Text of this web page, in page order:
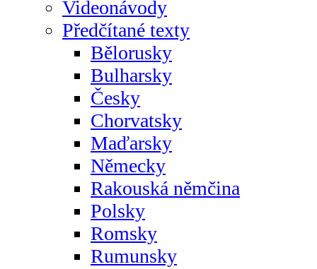
Videonávody
Předčítané texty
Bělorusky
Bulharsky
Česky
Chorvatsky
Maďarsky
Německy
Rakouská němčina
Polsky
Romsky
Rumunsky